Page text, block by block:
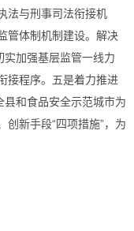
法与刑事司法衔接机
管体制机制建设。解决
实加强基层监管一线力
接程序。五是着力推进
县和食品安全示范城市为
新手段“四项措施”，为